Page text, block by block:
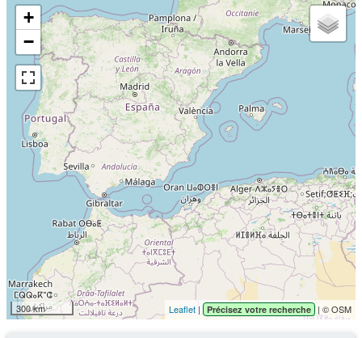
+
−
300 km Leaflet | Précisez votre recherche | © OSM